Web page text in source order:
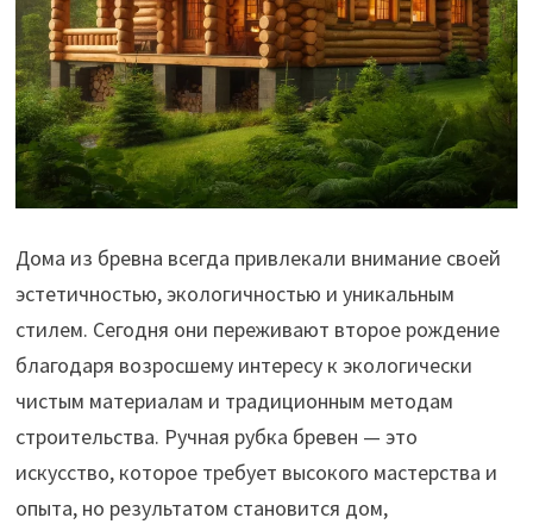
Дома из бревна всегда привлекали внимание своей
эстетичностью, экологичностью и уникальным
стилем. Сегодня они переживают второе рождение
благодаря возросшему интересу к экологически
чистым материалам и традиционным методам
строительства. Ручная рубка бревен — это
искусство, которое требует высокого мастерства и
опыта, но результатом становится дом,